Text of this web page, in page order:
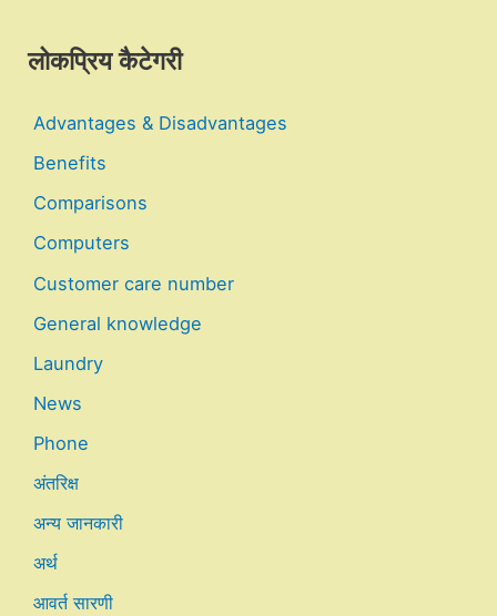
लोकप्रिय कैटेगरी
Advantages & Disadvantages
Benefits
Comparisons
Computers
Customer care number
General knowledge
Laundry
News
Phone
अंतरिक्ष
अन्य जानकारी
अर्थ
आवर्त सारणी